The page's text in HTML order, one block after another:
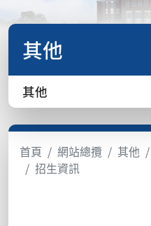
其他
其他
首頁 網站總攬 其他
招生資訊